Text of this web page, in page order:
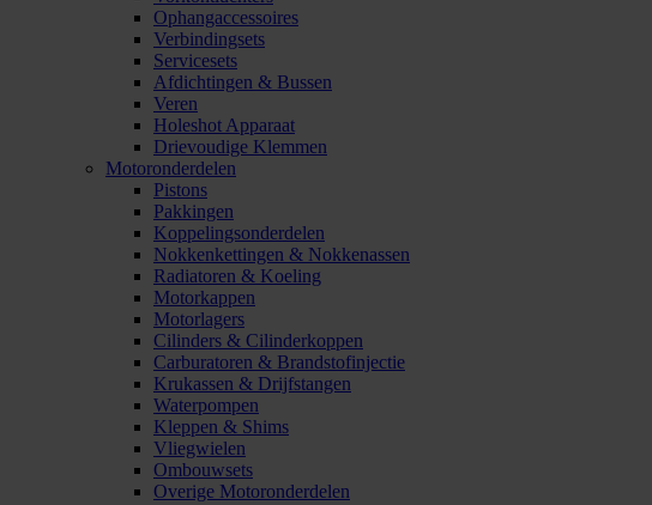
Ophangaccessoires
Verbindingsets
Servicesets
Afdichtingen & Bussen
Veren
Holeshot Apparaat
Drievoudige Klemmen
Motoronderdelen
Pistons
Pakkingen
Koppelingsonderdelen
Nokkenkettingen & Nokkenassen
Radiatoren & Koeling
Motorkappen
Motorlagers
Cilinders & Cilinderkoppen
Carburatoren & Brandstofinjectie
Krukassen & Drijfstangen
Waterpompen
Kleppen & Shims
Vliegwielen
Ombouwsets
Overige Motoronderdelen